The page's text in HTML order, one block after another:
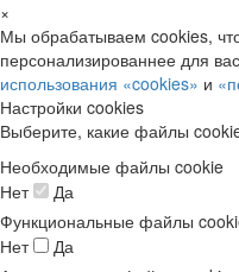
×
Мы обрабатываем cookies,
персонализированнее для
использования «cookies» и
Настройки cookies
Выберите, какие файлы
Необходимые файлы cookie
Нет
Да
Функциональные файлы
Нет
Да